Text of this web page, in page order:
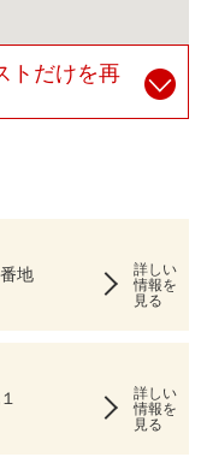
トだけを再
地
詳しい
情報を
見る
詳しい
情報を
見る